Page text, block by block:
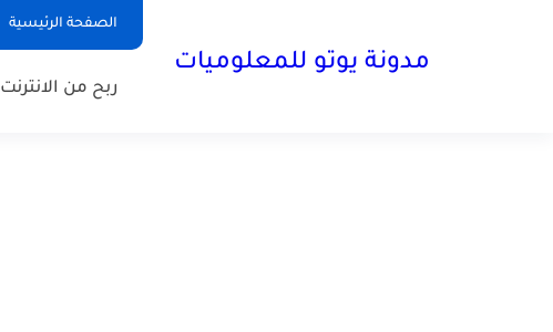
الصفحة الرئيسية
مدونة يوتو للمعلوميات
ربح من الانترنت